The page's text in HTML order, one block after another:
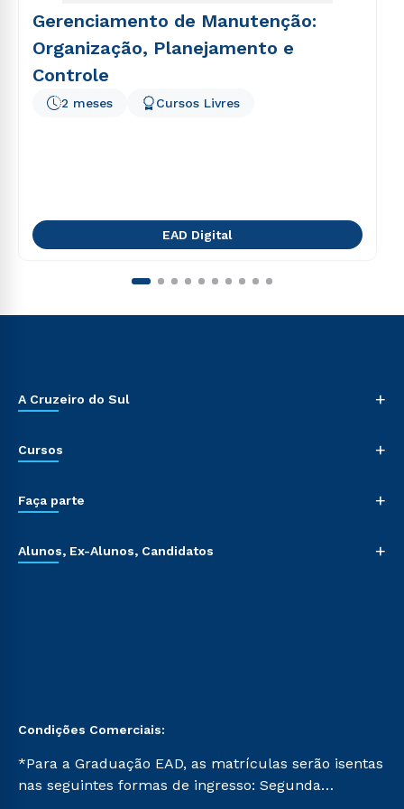
Gerenciamento de Manutenção:
Organização, Planejamento e
Controle
2 meses Cursos Livres
EAD Digital
A Cruzeiro do Sul +
Cursos +
Faça parte +
Alunos, Ex-Alunos, Candidatos +
Condições Comerciais:
*Para a Graduação EAD, as matrículas serão isentas
nas seguintes formas de ingresso: Segunda